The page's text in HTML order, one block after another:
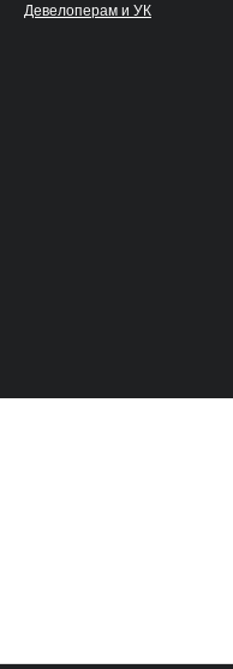
Девелоперам и УК